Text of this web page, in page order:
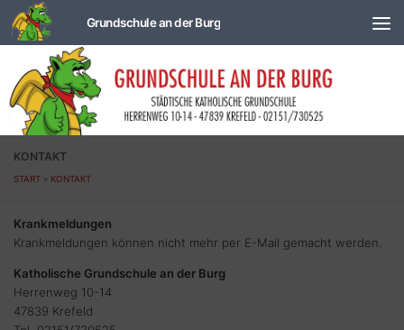
Zum Inhalt springen
KONTAKT
START » KONTAKT
Krankmeldungen
Krankmeldungen können nicht mehr per E-Mail gemacht werden.
Katholische Grundschule an der Burg
Herrenweg 10-14
47839 Krefeld